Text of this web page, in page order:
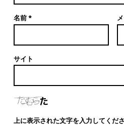
名前 *
サイト
上に表示された文字を入力してくださ